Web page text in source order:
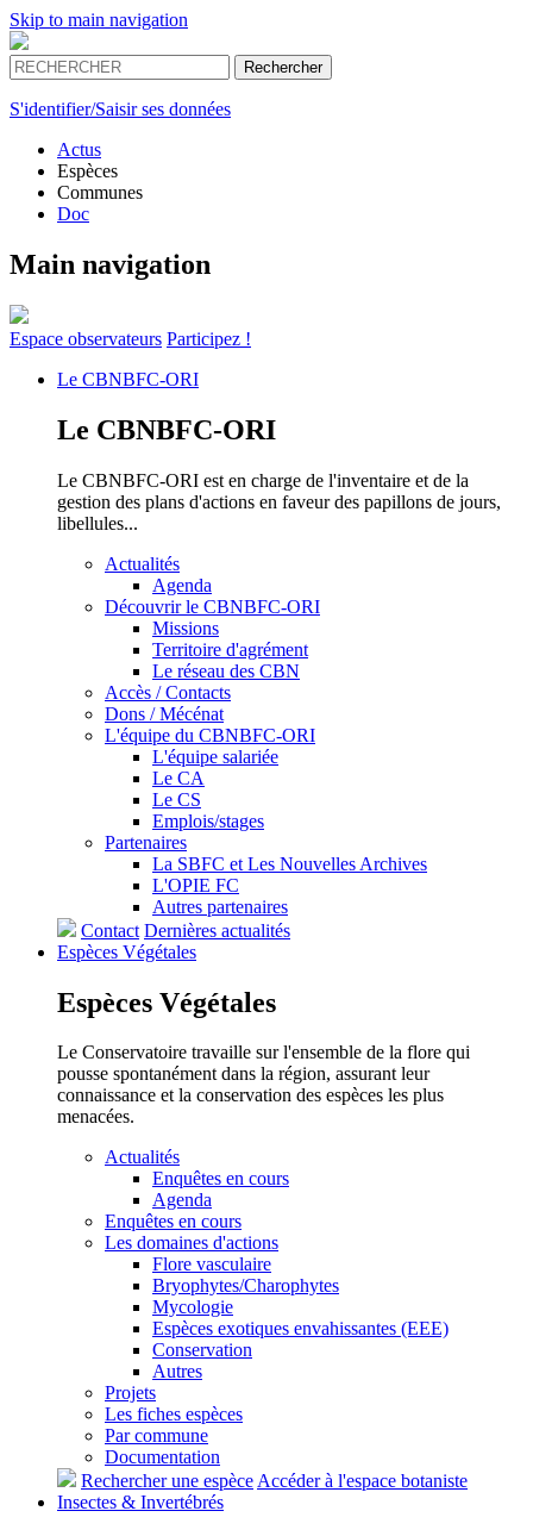
Skip to main navigation
S'identifier/Saisir ses données
Actus
Espèces
Communes
Doc
Main navigation
Espace observateurs Participez !
Le CBNBFC-ORI
Le CBNBFC-ORI
Le CBNBFC-ORI est en charge de l'inventaire et de la
gestion des plans d'actions en faveur des papillons de jours,
libellules...
Actualités
Agenda
Découvrir le CBNBFC-ORI
Missions
Territoire d'agrément
Le réseau des CBN
Accès / Contacts
Dons / Mécénat
L'équipe du CBNBFC-ORI
L'équipe salariée
Le CA
Le CS
Emplois/stages
Partenaires
La SBFC et Les Nouvelles Archives
L'OPIE FC
Autres partenaires
Contact Dernières actualités
Espèces Végétales
Espèces Végétales
Le Conservatoire travaille sur l'ensemble de la flore qui
pousse spontanément dans la région, assurant leur
connaissance et la conservation des espèces les plus
menacées.
Actualités
Enquêtes en cours
Agenda
Enquêtes en cours
Les domaines d'actions
Flore vasculaire
Bryophytes/Charophytes
Mycologie
Espèces exotiques envahissantes (EEE)
Conservation
Autres
Projets
Les fiches espèces
Par commune
Documentation
Rechercher une espèceAccéder à l'espace botaniste
Insectes & Invertébrés